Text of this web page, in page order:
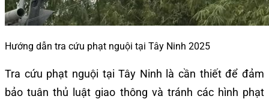
Hướng dẫn tra cứu phạt nguội tại Tây Ninh 2025
Tra cứu phạt nguội tại Tây Ninh là cần thiết để đảm
bảo tuân thủ luật giao thông và tránh các hình phạt